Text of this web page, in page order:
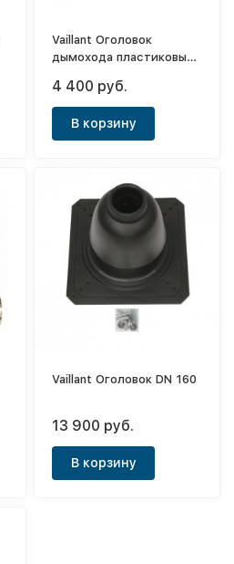
Vaillant Оголовок
дымохода пластиковый
4 400 руб.
В корзину
Vaillant Оголовок DN 160
13 900 руб.
В корзину